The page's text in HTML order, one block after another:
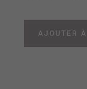
AJOUTER